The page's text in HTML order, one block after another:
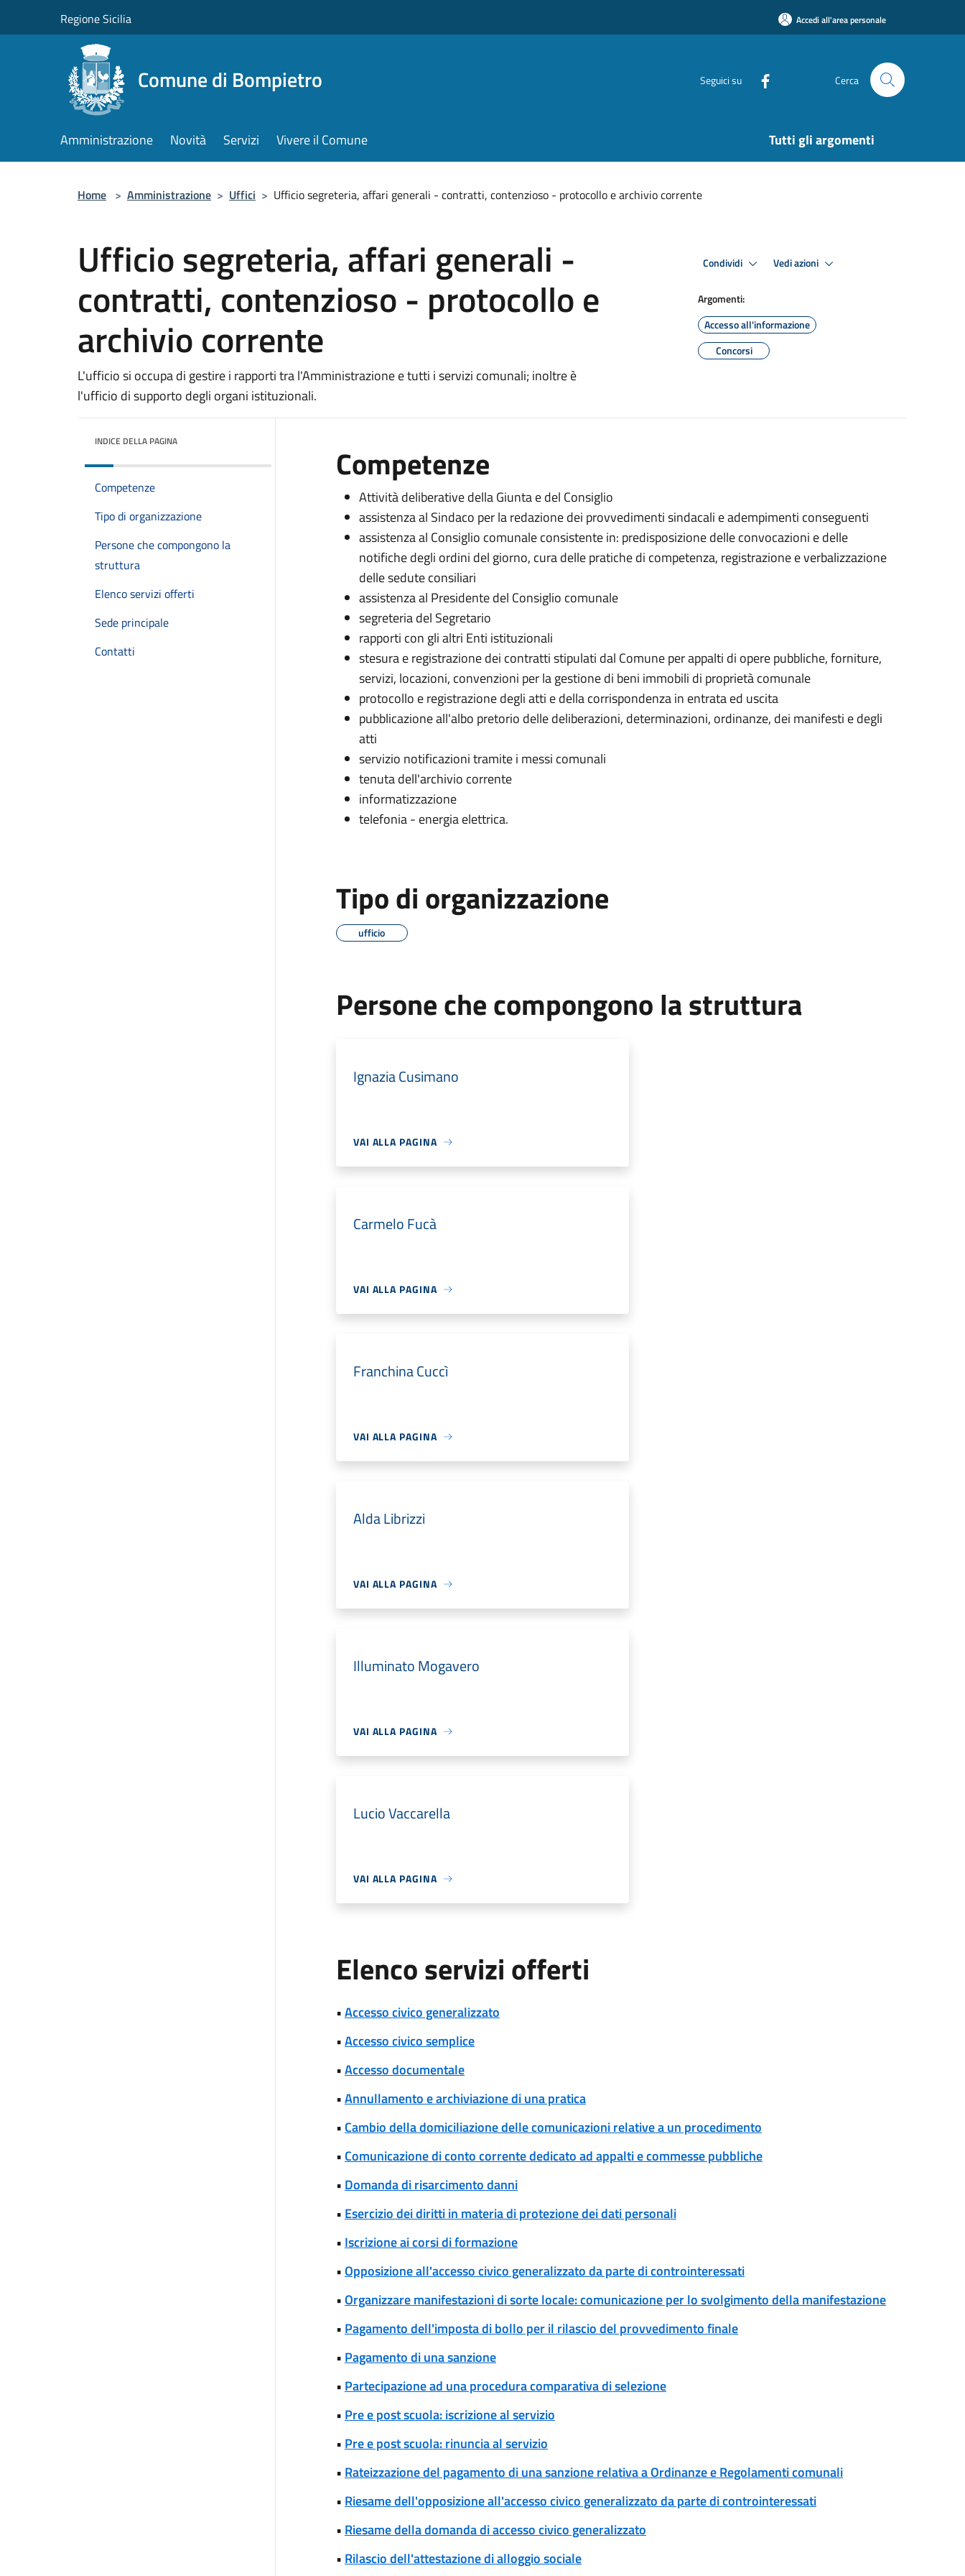
Regione Sicilia Accedi all'area personale
Comune di Bompietro Seguici su Cerca
Amministrazione Novità Servizi Vivere il Comune Tutti gli argomenti
Home > Amministrazione > Uffici > Ufficio segreteria, affari generali - contratti, contenzioso - protocollo e archivio corrente
Ufficio segreteria, affari generali -
contratti, contenzioso - protocollo e
archivio corrente
L'ufficio si occupa di gestire i rapporti tra l'Amministrazione e tutti i servizi comunali; inoltre è
l'ufficio di supporto degli organi istituzionali.
Condividi Vedi azioni
Argomenti:
Accesso all'informazione
Concorsi
INDICE DELLA PAGINA
Competenze
Tipo di organizzazione
Persone che compongono la
struttura
Elenco servizi offerti
Sede principale
Contatti
Competenze
Attività deliberative della Giunta e del Consiglio
assistenza al Sindaco per la redazione dei provvedimenti sindacali e adempimenti conseguenti
assistenza al Consiglio comunale consistente in: predisposizione delle convocazioni e delle
notifiche degli ordini del giorno, cura delle pratiche di competenza, registrazione e verbalizzazione
delle sedute consiliari
assistenza al Presidente del Consiglio comunale
segreteria del Segretario
rapporti con gli altri Enti istituzionali
stesura e registrazione dei contratti stipulati dal Comune per appalti di opere pubbliche, forniture,
servizi, locazioni, convenzioni per la gestione di beni immobili di proprietà comunale
protocollo e registrazione degli atti e della corrispondenza in entrata ed uscita
pubblicazione all'albo pretorio delle deliberazioni, determinazioni, ordinanze, dei manifesti e degli
atti
servizio notificazioni tramite i messi comunali
tenuta dell'archivio corrente
informatizzazione
telefonia - energia elettrica.
Tipo di organizzazione
ufficio
Persone che compongono la struttura
Ignazia Cusimano
VAI ALLA PAGINA
Carmelo Fucà
VAI ALLA PAGINA
Franchina Cuccì
VAI ALLA PAGINA
Alda Librizzi
VAI ALLA PAGINA
Illuminato Mogavero
VAI ALLA PAGINA
Lucio Vaccarella
VAI ALLA PAGINA
Elenco servizi offerti
•Accesso civico generalizzato
•Accesso civico semplice
•Accesso documentale
•Annullamento e archiviazione di una pratica
• Cambio della domiciliazione delle comunicazioni relative a un procedimento
• Comunicazione di conto corrente dedicato ad appalti e commesse pubbliche
• Domanda di risarcimento danni
• Esercizio dei diritti in materia di protezione dei dati personali
• Iscrizione ai corsi di formazione
•Opposizione all'accesso civico generalizzato da parte di controinteressati
•Organizzare manifestazioni di sorte locale: comunicazione per lo svolgimento della manifestazione
• Pagamento dell'imposta di bollo per il rilascio del provvedimento finale
• Pagamento di una sanzione
• Partecipazione ad una procedura comparativa di selezione
• Pre e post scuola: iscrizione al servizio
• Pre e post scuola: rinuncia al servizio
• Rateizzazione del pagamento di una sanzione relativa a Ordinanze e Regolamenti comunali
• Riesame dell'opposizione all'accesso civico generalizzato da parte di controinteressati
• Riesame della domanda di accesso civico generalizzato
• Rilascio dell'attestazione di alloggio sociale